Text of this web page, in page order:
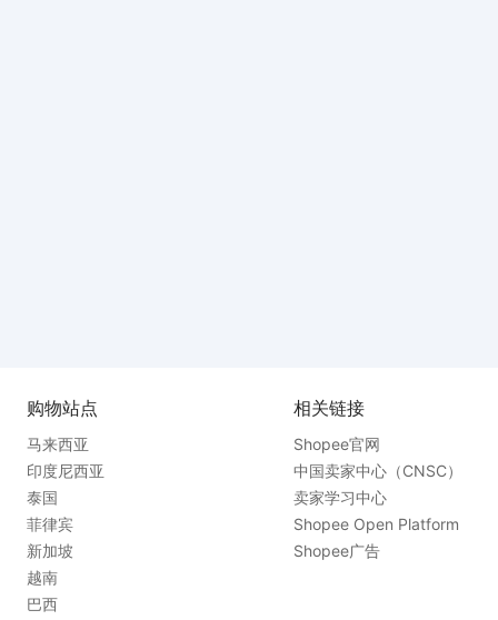
购物站点
马来西亚
印度尼西亚
泰国
菲律宾
新加坡
越南
巴西
相关链接
Shopee官网
中国卖家中心（CNSC）
卖家学习中心
Shopee Open Platform
Shopee广告